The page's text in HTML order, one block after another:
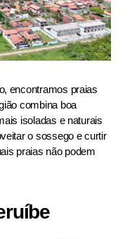
encontramos praias
combina boa
isoladas e naturais
o sossego e curtir
praias não podem